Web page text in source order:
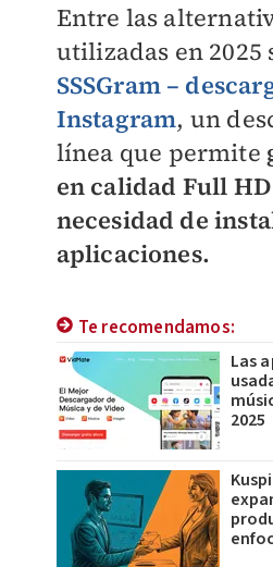
Entre las
utilizadas en 2025
SSSGram –
Instagram, un
línea que permite
en calidad Full
necesidad de
aplicaciones.
Te recomendamos:
Las
2025